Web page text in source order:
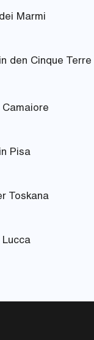
Marmi
den Cinque Terre
Camaiore
Pisa
Toskana
Lucca